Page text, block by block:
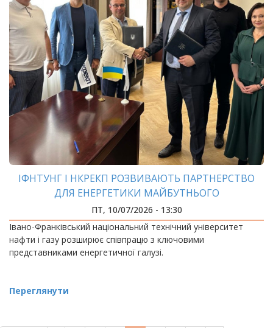
ІФНТУНГ І НКРЕКП РОЗВИВАЮТЬ ПАРТНЕРСТВО
ДЛЯ ЕНЕРГЕТИКИ МАЙБУТНЬОГО
ПТ, 10/07/2026 - 13:30
Івано-Франківський національний технічний університет
нафти і газу розширює співпрацю з ключовими
представниками енергетичної галузі.
Переглянути